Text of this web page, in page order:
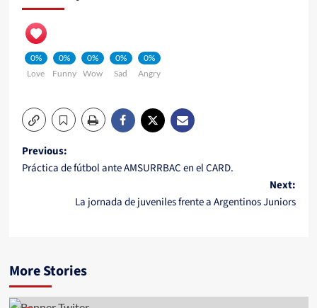
0%
Love
0%
Funny
0%
Wow
0%
Sad
0%
Angry
Post
Previous:
Práctica de fútbol ante AMSURRBAC en el CARD.
Next:
La jornada de juveniles frente a Argentinos Juniors
More Stories